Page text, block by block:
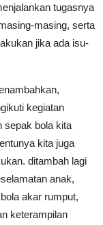
tugasnya
masing, serta
jika ada isu-
kegiatan
sepak bola kita
kita juga
ditambah lagi
anak,
akar rumput,
keterampilan